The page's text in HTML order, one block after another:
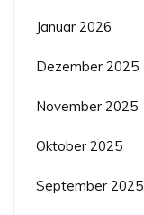
Januar 2026
Dezember 2025
November 2025
Oktober 2025
September 2025